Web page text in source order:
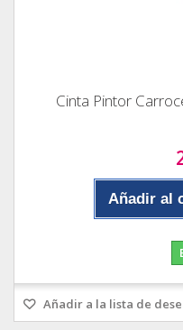
Cinta Pintor
Añadir al
Añadir a la lista de